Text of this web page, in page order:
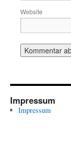
Website
Impressum
Impressum